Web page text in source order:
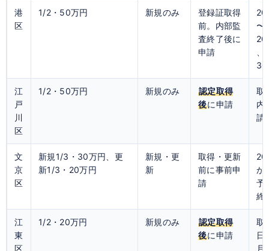
港
区
1/2・50万円 新規のみ
登録証取得
前。内部監
査終了後に
申請
〜
30
江
戸
川
区
1/2・50万円 新規のみ
認定取得
後に申請
取
内
請
文
京
区
新規1/3・30万円、更
新1/3・20万円
新規・更
新
取得・更新
前に事前申
請
か
予
終
江
東
区
1/2・20万円 新規のみ
認定取得
後に申請
取
日
月